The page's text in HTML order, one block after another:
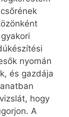
nyomán
és gazdája
hogy
A